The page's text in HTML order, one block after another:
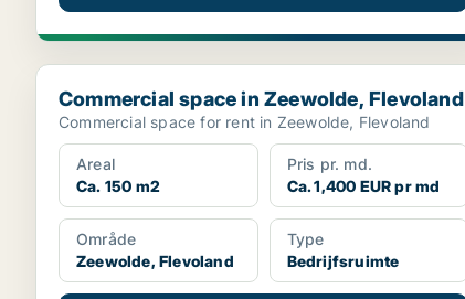
Commercial space in Zeewolde, Flevoland
Commercial space in Zeewolde, Flevoland
Commercial space for rent in Zeewolde, Flevoland
Areal
Ca. 150 m2
Pris pr. md.
Ca. 1,400 EUR pr md
Område
Zeewolde, Flevoland
Type
Bedrijfsruimte